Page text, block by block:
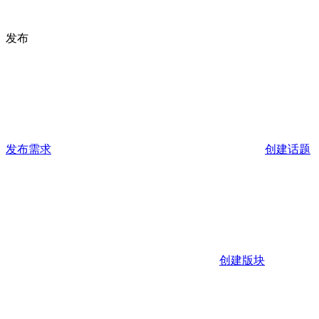
发布
发布需求 创建话题
创建版块